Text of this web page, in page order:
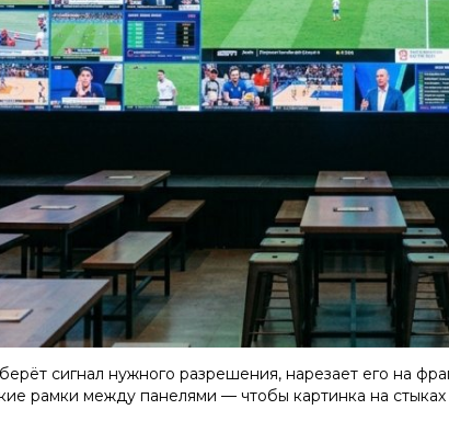
сигнал нужного разрешения, нарезает его на
рамки между панелями — чтобы картинка на